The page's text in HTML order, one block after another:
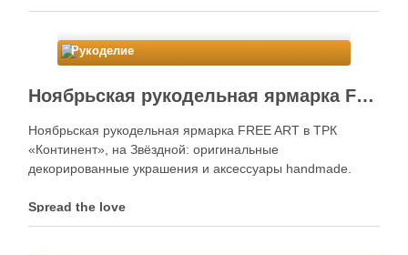
Рукоделие
Ноябрьская рукодельная ярмарка FREE ART
Ноябрьская рукодельная ярмарка FREE ART в ТРК
«Континент», на Звёздной: оригинальные
декорированные украшения и аксессуары handmade.
Spread the love